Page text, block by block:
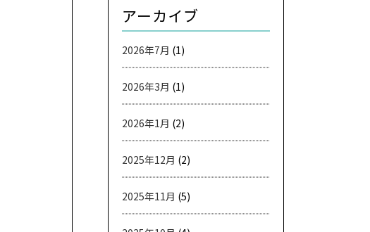
アーカイブ
2026年7月 (1)
2026年3月 (1)
2026年1月 (2)
2025年12月 (2)
2025年11月 (5)